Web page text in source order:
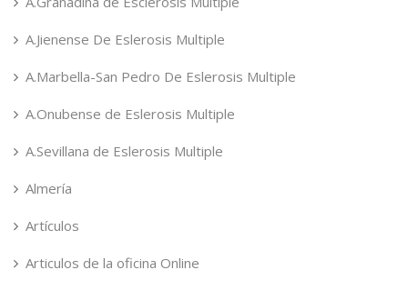
A.Jienense De Eslerosis Multiple
A.Marbella-San Pedro De Eslerosis Multiple
A.Onubense de Eslerosis Multiple
A.Sevillana de Eslerosis Multiple
Almería
Artículos
Articulos de la oficina Online